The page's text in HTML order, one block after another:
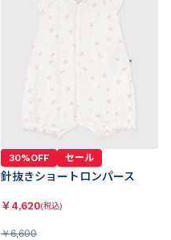
30%OFF セール
針抜きショートロンパース
￥ 4,620(税込)
￥6,600